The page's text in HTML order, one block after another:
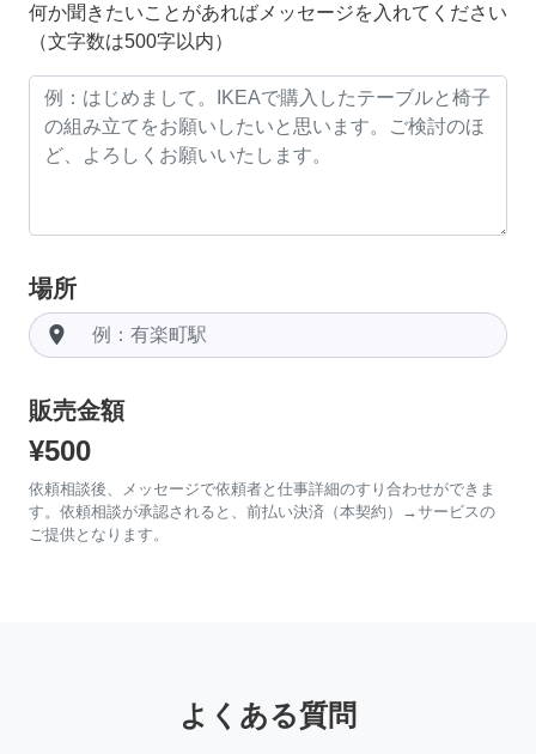
何か聞きたいことがあればメッセージを入れてください
（文字数は500字以内）
場所
room
販売金額
¥500
依頼相談後、メッセージで依頼者と仕事詳細のすり合わせができま
す。依頼相談が承認されると、前払い決済（本契約）→サービスの
ご提供となります。
よくある質問